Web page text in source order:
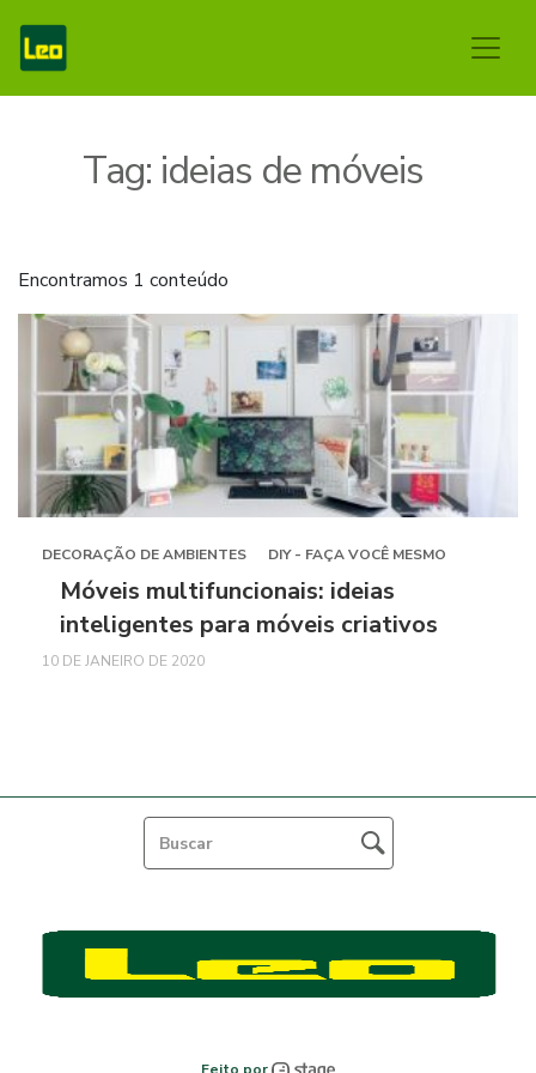
Tag: ideias de móveis
Encontramos 1 conteúdo
DECORAÇÃO DE AMBIENTES DIY - FAÇA VOCÊ MESMO
Móveis multifuncionais: ideias
inteligentes para móveis criativos
10 DE JANEIRO DE 2020